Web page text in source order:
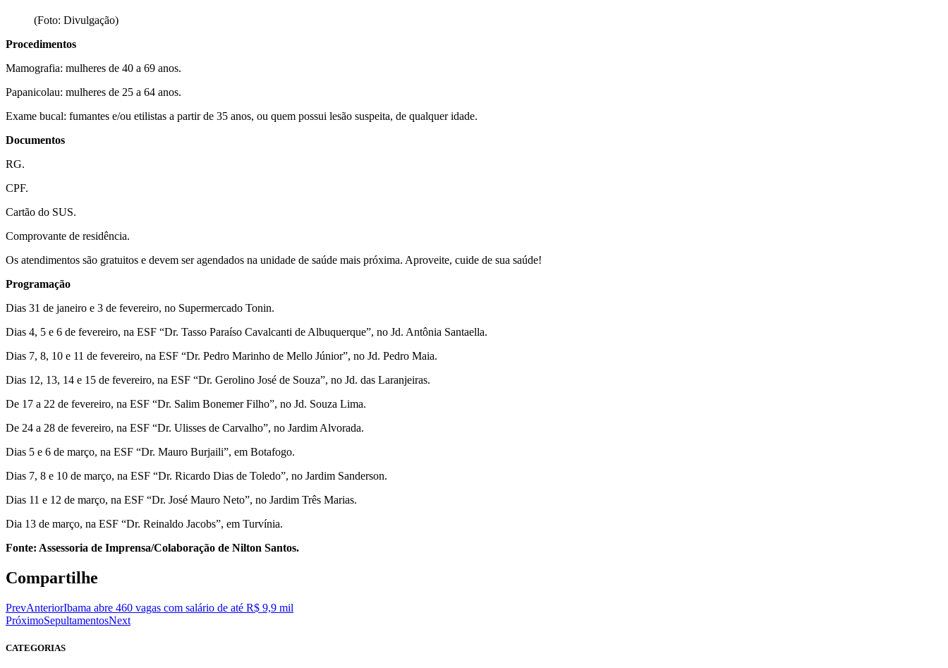
(Foto: Divulgação)
Procedimentos
Mamografia: mulheres de 40 a 69 anos.
Papanicolau: mulheres de 25 a 64 anos.
Exame bucal: fumantes e/ou etilistas a partir de 35 anos, ou quem possui lesão suspeita, de qualquer idade.
Documentos
RG.
CPF.
Cartão do SUS.
Comprovante de residência.
Os atendimentos são gratuitos e devem ser agendados na unidade de saúde mais próxima. Aproveite, cuide de sua saúde!
Programação
Dias 31 de janeiro e 3 de fevereiro, no Supermercado Tonin.
Dias 4, 5 e 6 de fevereiro, na ESF “Dr. Tasso Paraíso Cavalcanti de Albuquerque”, no Jd. Antônia Santaella.
Dias 7, 8, 10 e 11 de fevereiro, na ESF “Dr. Pedro Marinho de Mello Júnior”, no Jd. Pedro Maia.
Dias 12, 13, 14 e 15 de fevereiro, na ESF “Dr. Gerolino José de Souza”, no Jd. das Laranjeiras.
De 17 a 22 de fevereiro, na ESF “Dr. Salim Bonemer Filho”, no Jd. Souza Lima.
De 24 a 28 de fevereiro, na ESF “Dr. Ulisses de Carvalho”, no Jardim Alvorada.
Dias 5 e 6 de março, na ESF “Dr. Mauro Burjaili”, em Botafogo.
Dias 7, 8 e 10 de março, na ESF “Dr. Ricardo Dias de Toledo”, no Jardim Sanderson.
Dias 11 e 12 de março, na ESF “Dr. José Mauro Neto”, no Jardim Três Marias.
Dia 13 de março, na ESF “Dr. Reinaldo Jacobs”, em Turvínia.
Fonte: Assessoria de Imprensa/Colaboração de Nilton Santos.
Compartilhe
PrevAnteriorIbama abre 460 vagas com salário de até R$ 9,9 mil
PróximoSepultamentosNext
CATEGORIAS